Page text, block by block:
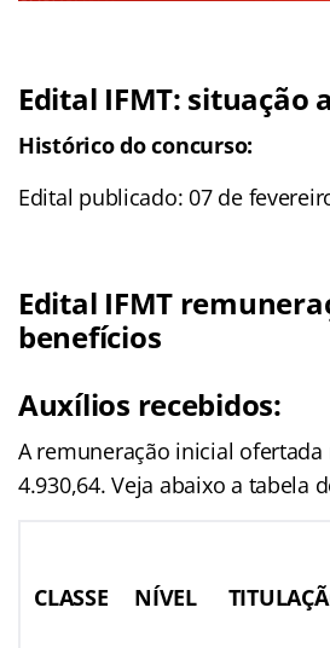
Edital IFMT: situação
Histórico do concurso:
Edital publicado: 07 de
Edital IFMT
benefícios
Auxílios recebidos:
A remuneração inicial ofertada
4.930,64. Veja abaixo a tabela
CLASSE NÍVEL